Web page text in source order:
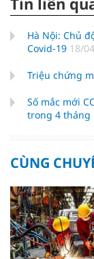
Hà Nội: Chủ
Covid-19 18/
Triệu chứng
Số mắc mới
trong 4 tháng
CÙNG